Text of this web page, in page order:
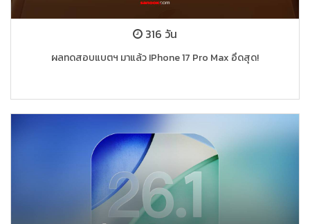
316 วัน
ผลทดสอบแบตฯ มาแล้ว IPhone 17 Pro Max อึดสุด!